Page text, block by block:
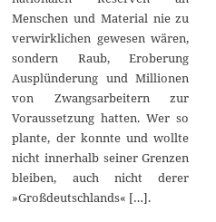
Menschen und Material nie zu
verwirklichen gewesen wären,
sondern Raub, Eroberung
Ausplünderung und Millionen
von Zwangsarbeitern zur
Voraussetzung hatten. Wer so
plante, der konnte und wollte
nicht innerhalb seiner Grenzen
bleiben, auch nicht derer
»Großdeutschlands« […].